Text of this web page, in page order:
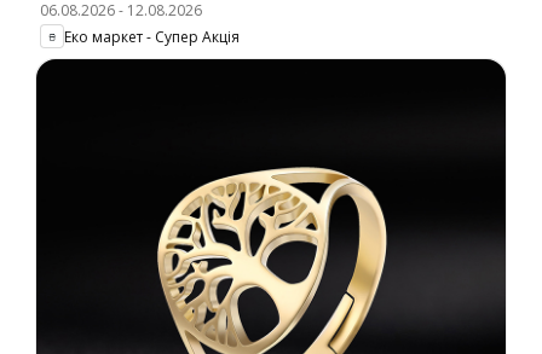
06.08.2026- 12.08.2026
Еко маркет - Супер Акція